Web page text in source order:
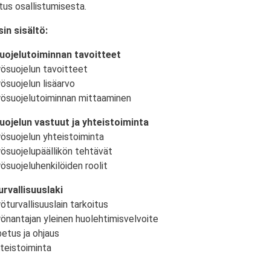
osallistumisesta.
sisältö:
tavoitteet
tavoitteet
lisäarvo
mittaaminen
vastuut ja yhteistoiminta
yhteistoiminta
tehtävät
roolit
tarkoitus
yleinen huolehtimisvelvoite
ja ohjaus